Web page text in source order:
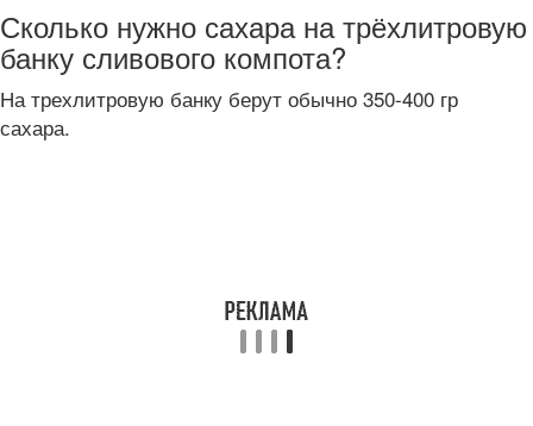
Сколько нужно сахара на трёхлитровую
банку сливового компота?
На трехлитровую банку берут обычно 350-400 гр
сахара.